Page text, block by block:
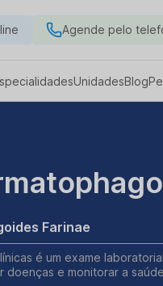
Agende pelo
UnidadesBlog
Farinae
é um exame
doenças e monitorar a